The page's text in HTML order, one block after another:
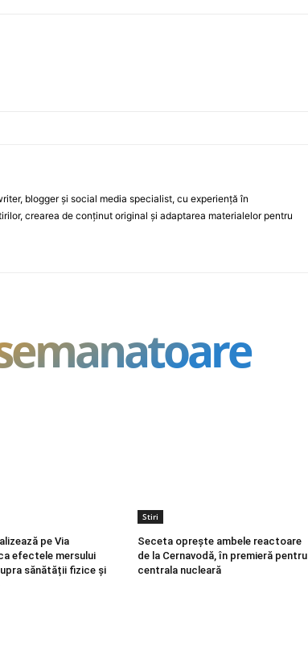
blogger și social media specialist, cu experiență în
crearea de conținut original și adaptarea materialelor pentru
pe Via
efectele mersului
sănătății fizice și
Stiri
Seceta oprește ambele reactoare
de la Cernavodă, în premieră pentru
centrala nucleară